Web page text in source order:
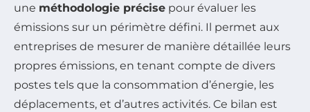
une méthodologie précise pour évaluer les
émissions sur un périmètre défini. Il permet aux
entreprises de mesurer de manière détaillée leurs
propres émissions, en tenant compte de divers
postes tels que la consommation d’énergie, les
déplacements, et d’autres activités. Ce bilan est